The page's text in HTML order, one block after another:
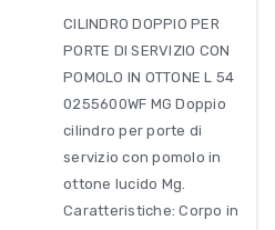
CILINDRO DOPPIO PER
PORTE DI SERVIZIO CON
POMOLO IN OTTONE L 54
0255600WF MG Doppio
cilindro per porte di
servizio con pomolo in
ottone lucido Mg.
Caratteristiche: Corpo in